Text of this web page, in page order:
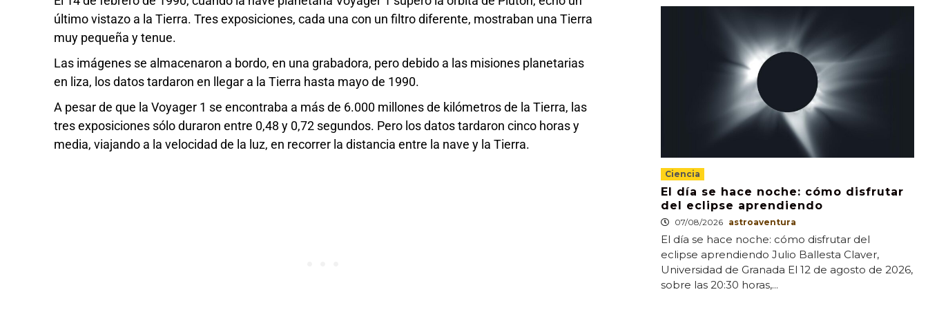
último vistazo a la Tierra. Tres exposiciones, cada una con un filtro diferente, mostraban una Tierra
muy pequeña y tenue.
Las imágenes se almacenaron a bordo, en una grabadora, pero debido a las misiones planetarias
en liza, los datos tardaron en llegar a la Tierra hasta mayo de 1990.
A pesar de que la Voyager 1 se encontraba a más de 6.000 millones de kilómetros de la Tierra, las
tres exposiciones sólo duraron entre 0,48 y 0,72 segundos. Pero los datos tardaron cinco horas y
media, viajando a la velocidad de la luz, en recorrer la distancia entre la nave y la Tierra.
Ciencia
El día se hace noche: cómo disfrutar
del eclipse aprendiendo
07/08/2026 astroaventura
El día se hace noche: cómo disfrutar del
eclipse aprendiendo Julio Ballesta Claver,
Universidad de Granada El 12 de agosto de 2026,
sobre las 20:30 horas,...